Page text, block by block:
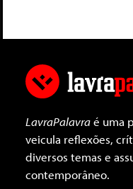
LavraPalavraé uma
veicula reflexões,
diversos temas e
contemporâneo.